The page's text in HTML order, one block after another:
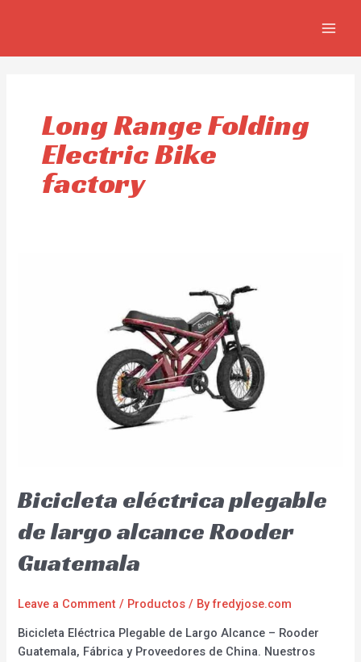
Long Range Folding
Electric Bike
factory
Bicicleta eléctrica plegable
de largo alcance Rooder
Guatemala
Leave a Comment / Productos / Byfredyjose.com
Bicicleta Eléctrica Plegable de Largo Alcance – Rooder
Guatemala, Fábrica y Proveedores de China. Nuestros